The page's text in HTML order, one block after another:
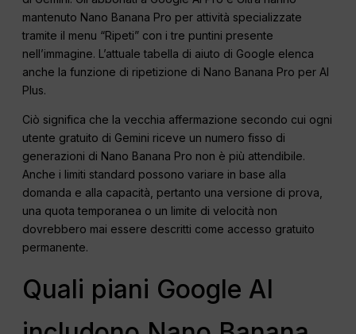
mantenuto Nano Banana Pro per attività specializzate
tramite il menu “Ripeti” con i tre puntini presente
nell’immagine. L’attuale tabella di aiuto di Google elenca
anche la funzione di ripetizione di Nano Banana Pro per AI
Plus.
Ciò significa che la vecchia affermazione secondo cui ogni
utente gratuito di Gemini riceve un numero fisso di
generazioni di Nano Banana Pro non è più attendibile.
Anche i limiti standard possono variare in base alla
domanda e alla capacità, pertanto una versione di prova,
una quota temporanea o un limite di velocità non
dovrebbero mai essere descritti come accesso gratuito
permanente.
Quali piani Google AI